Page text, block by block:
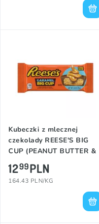
Kubeczki z mlecznej
czekolady REESE'S BIG
CUP (PEANUT BUTTER &
CARAMEL), 79g
1299PLN
164.43 PLN/KG